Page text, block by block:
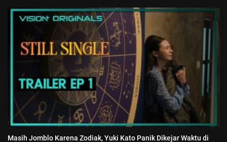
Masih Jomblo Karena Zodiak, Yuki Kato Panik Dikejar Waktu di